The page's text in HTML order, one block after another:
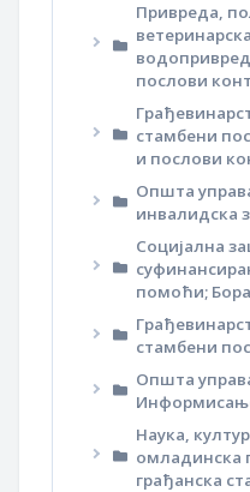
Привреда,
послови
стамбени
и послови
Општа
инвалидска
Социјална
помоћи;
стамбени
Општа
Наука,
омладинска
грађанска